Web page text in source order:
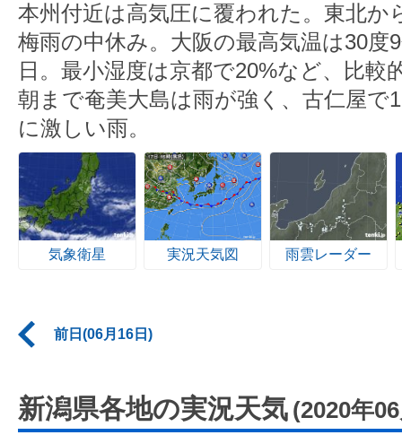
本州付近は高気圧に覆われた。東北か
梅雨の中休み。大阪の最高気温は30度
日。最小湿度は京都で20%など、比較
朝まで奄美大島は雨が強く、古仁屋で
に激しい雨。
気象衛星 実況天気図 雨雲レーダー
前日(06月16日)
新潟県各地の実況天気 (2020年